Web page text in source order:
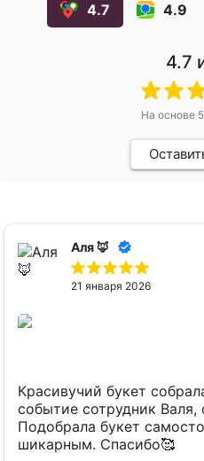
4.7 4.9
4.7
На основе
Аля 🦊
21 января 2026
Красивучий букет
событие сотрудник
Подобрала букет
шикарным. Спасибо🥰